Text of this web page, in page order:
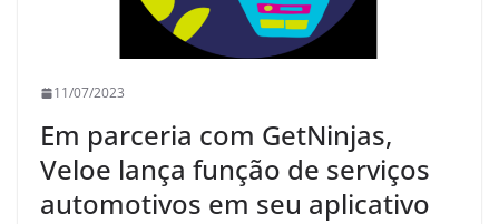
11/07/2023
Em parceria com GetNinjas,
Veloe lança função de serviços
automotivos em seu aplicativo